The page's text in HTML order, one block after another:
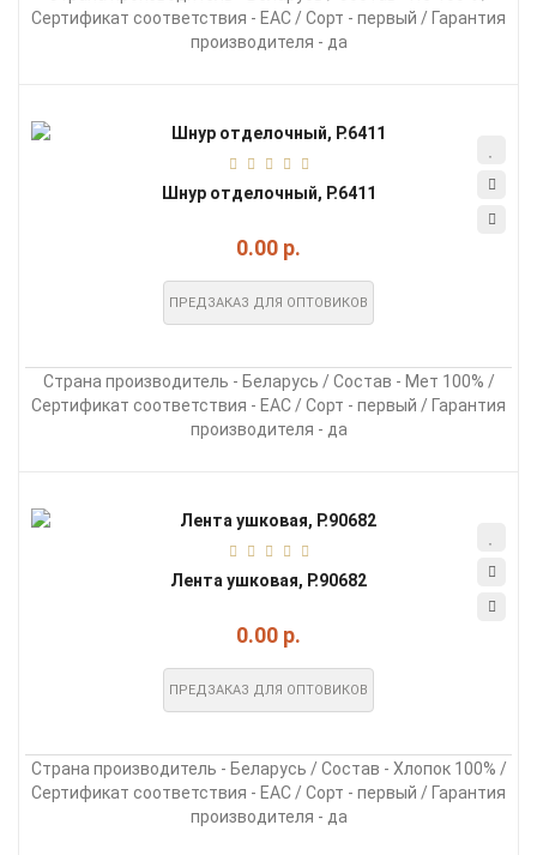
Сертификат соответствия - EAC / Сорт - первый / Гарантия
производителя - да
Шнур отделочный, Р.6411
0.00 р.
ПРЕДЗАКАЗ ДЛЯ ОПТОВИКОВ
Страна производитель - Беларусь / Состав - Мет 100% /
Сертификат соответствия - EAC / Сорт - первый / Гарантия
производителя - да
Лента ушковая, Р.90682
0.00 р.
ПРЕДЗАКАЗ ДЛЯ ОПТОВИКОВ
Страна производитель - Беларусь / Состав - Хлопок 100% /
Сертификат соответствия - EAC / Сорт - первый / Гарантия
производителя - да